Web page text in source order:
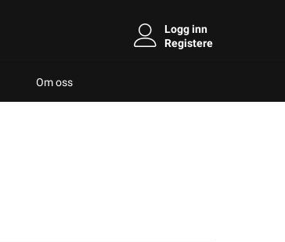
Logg inn
Registere
Om oss